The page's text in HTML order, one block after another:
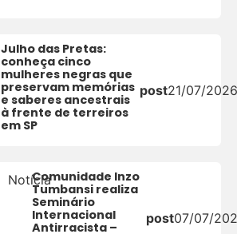
Julho das Pretas:
conheça cinco
mulheres negras que
preservam memórias
e saberes ancestrais
à frente de terreiros
em SP
post21/07/2026
NotíciaComunidade Inzo
Tumbansi realiza
Seminário
Internacional
Antirracista –
post07/07/